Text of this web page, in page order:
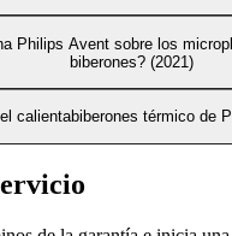
Philips Avent sobre los
biberones? (2021)
calientabiberones térmico de